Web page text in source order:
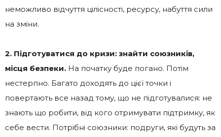
неможливо відчуття цілісності, ресурсу, набуття сили
на зміни.
2. Підготуватися до кризи: знайти союзників,
місця безпеки. На початку буде погано. Потім
нестерпно. Багато доходять до цієї точки і
повертають все назад тому, що не підготувалися: не
знають що робити, від кого отримувати підтримку, як
себе вести. Потрібні союзники: подруги, які будуть за